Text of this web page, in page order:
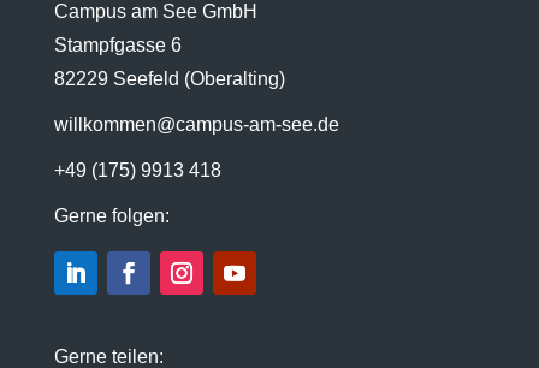
Campus am See GmbH
Stampfgasse 6
82229 Seefeld (Oberalting)
willkommen@campus-am-see.de
+49 (175) 9913 418
Gerne folgen:
Gerne teilen: